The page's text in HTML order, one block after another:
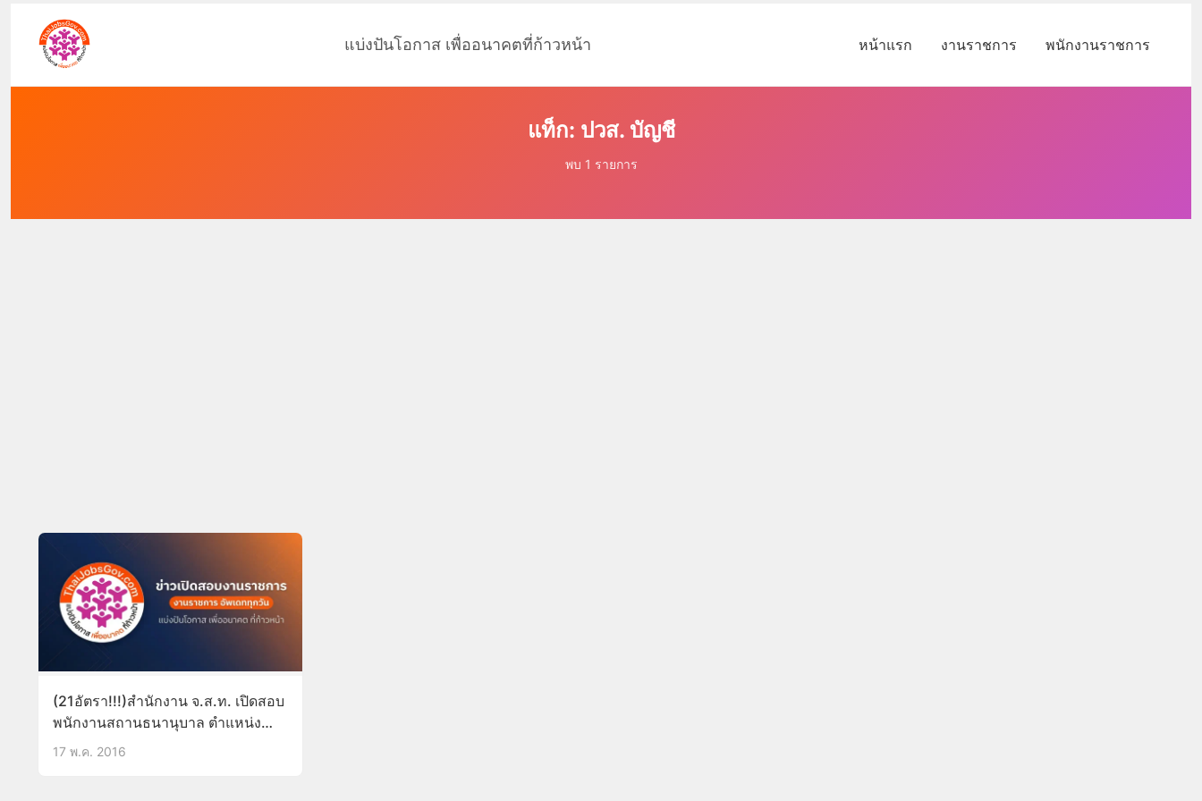
แบ่งปันโอกาส เพื่ออนาคตที่ก้าวหน้า หน้าแรก งานราชการ พนักงานราชการ
แท็ก: ปวส. บัญชี
พบ 1 รายการ
(21อัตรา!!!)สำนักงาน จ.ส.ท. เปิดสอบ
พนักงานสถานธนานุบาล ตำแหน่ง
พนักงานบัญชี วุฒิ ปวส.บัญชี
17 พ.ค. 2016